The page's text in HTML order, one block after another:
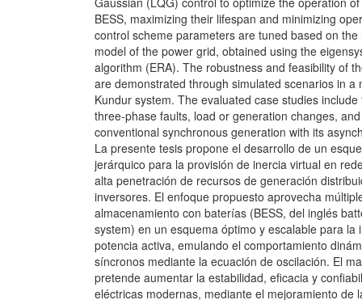
BESS, maximizing their lifespan and minimizing
control scheme parameters are tuned based on
model of the power grid, obtained using the
algorithm (ERA). The robustness and feasibility of
are demonstrated through simulated scenarios in a
Kundur system. The evaluated case studies
three-phase faults, load or generation changes,
conventional synchronous generation with its
La presente tesis propone el desarrollo de un
jerárquico para la provisión de inercia virtual en
alta penetración de recursos de generación
inversores. El enfoque propuesto aprovecha
almacenamiento con baterías (BESS, del inglés
system) en un esquema óptimo y escalable para la
potencia activa, emulando el comportamiento
síncronos mediante la ecuación de oscilación. El
pretende aumentar la estabilidad, eficacia y
eléctricas modernas, mediante el mejoramiento de